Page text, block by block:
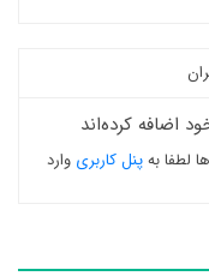
لطفا بهپنل کاربری وارد